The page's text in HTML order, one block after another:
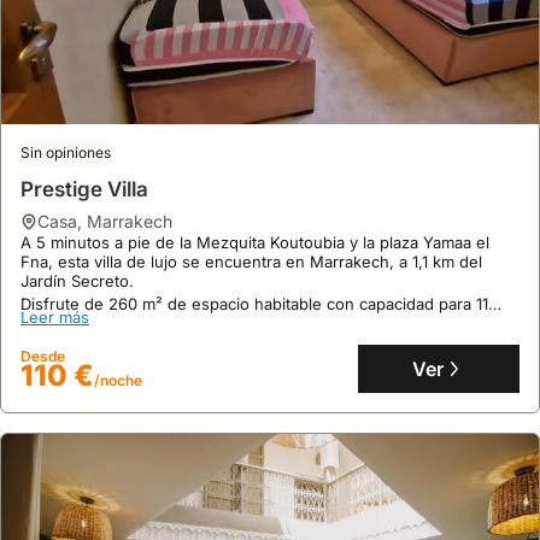
Villa Léa 2 Marrakech
casa Marrakech
A 5.2 kilómetros del Palacio de la Bahía y 6.4 kilómetros de la
plaza Djemaa el-Fna, esta villa se sitúa cerca de la Medina de
Marrakech.
alquiler vacacional dispone de aire acondicionado, piscina privada
y conexión WiFi gratuita.
Leer más
Desde
141 €/noche
Sin opiniones
Prestige Villa
casa, Marrakech
A 5 minutos a pie de la Mezquita Koutoubia y la plaza Yamaa el
Fna, esta villa de lujo se encuentra en Marrakech, a 1,1 km del
Jardín Secreto.
Disfrute de 260 m² de espacio habitable con capacidad para 11
personas, ofreciendo aire acondicionado, piscina privada, WiFi
gratuito y aparcamiento, además de una cocina totalmente
equipada y mesa de ping-pong para su entretenimiento.
Leer más
Desde
110 €/noche Ver